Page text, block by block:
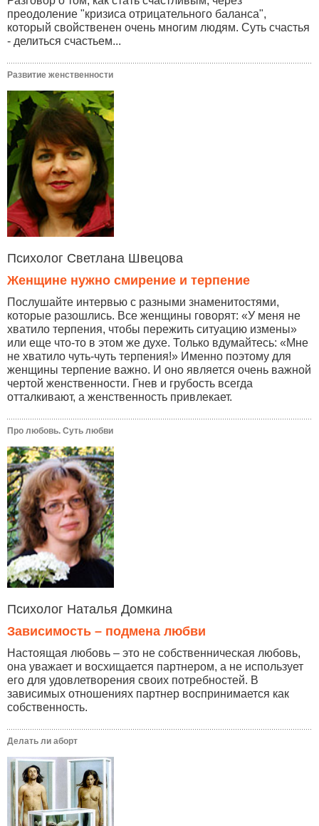
преодоление "кризиса отрицательного баланса",
который свойственен очень многим людям. Суть счастья
- делиться счастьем...
Развитие женственности
Психолог Светлана Швецова
Женщине нужно смирение и терпение
Послушайте интервью с разными знаменитостями,
которые разошлись. Все женщины говорят: «У меня не
хватило терпения, чтобы пережить ситуацию измены»
или еще что-то в этом же духе. Только вдумайтесь: «Мне
не хватило чуть-чуть терпения!» Именно поэтому для
женщины терпение важно. И оно является очень важной
чертой женственности. Гнев и грубость всегда
отталкивают, а женственность привлекает.
Про любовь. Суть любви
Психолог Наталья Домкина
Зависимость – подмена любви
Настоящая любовь – это не собственническая любовь,
она уважает и восхищается партнером, а не использует
его для удовлетворения своих потребностей. В
зависимых отношениях партнер воспринимается как
собственность.
Делать ли аборт